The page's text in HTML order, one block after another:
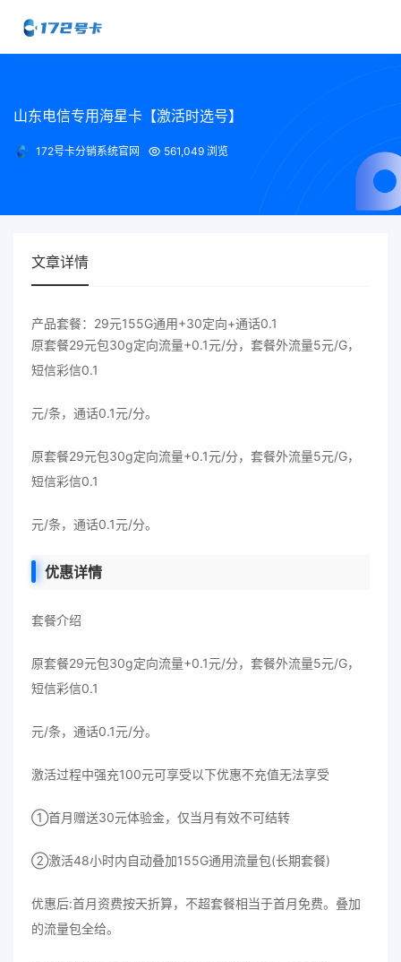
山东电信专用海星卡【激活时选号】
172号卡分销系统官网 561,049 浏览
文章详情
产品套餐：29元155G通用+30定向+通话0.1
原套餐29元包30g定向流量+0.1元/分，套餐外流量5元/G，
短信彩信0.1
元/条，通话0.1元/分。
原套餐29元包30g定向流量+0.1元/分，套餐外流量5元/G，
短信彩信0.1
元/条，通话0.1元/分。
优惠详情
套餐介绍
原套餐29元包30g定向流量+0.1元/分，套餐外流量5元/G，
短信彩信0.1
元/条，通话0.1元/分。
激活过程中强充100元可享受以下优惠不充值无法享受
①首月赠送30元体验金，仅当月有效不可结转
②激活48小时内自动叠加155G通用流量包(长期套餐)
优惠后:首月资费按天折算，不超套餐相当于首月免费。叠加
的流量包全给。